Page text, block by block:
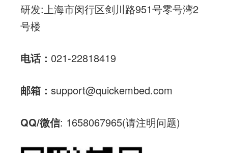
研发:上海市闵行区剑川路951号零号湾2
号楼
电话： 021-22818419
邮箱： support@quickembed.com
QQ/微信: 1658067965(请注明问题)